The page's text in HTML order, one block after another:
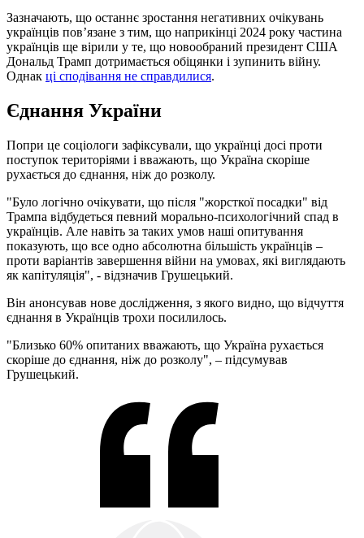
Зазначають, що останнє зростання негативних очікувань
українців пов’язане з тим, що наприкінці 2024 року частина
українців ще вірили у те, що новообраний президент США
Дональд Трамп дотримається обіцянки і зупинить війну.
Однак ці сподівання не справдилися.
Єднання України
Попри це соціологи зафіксували, що українці досі проти
поступок територіями і вважають, що Україна скоріше
рухається до єднання, ніж до розколу.
"Було логічно очікувати, що після "жорсткої посадки" від
Трампа відбудеться певний морально-психологічний спад в
українців. Але навіть за таких умов наші опитування
показують, що все одно абсолютна більшість українців –
проти варіантів завершення війни на умовах, які виглядають
як капітуляція", - відзначив Грушецький.
Він анонсував нове дослідження, з якого видно, що відчуття
єднання в Українців трохи посилилось.
"Близько 60% опитаних вважають, що Україна рухається
скоріше до єднання, ніж до розколу", – підсумував
Грушецький.